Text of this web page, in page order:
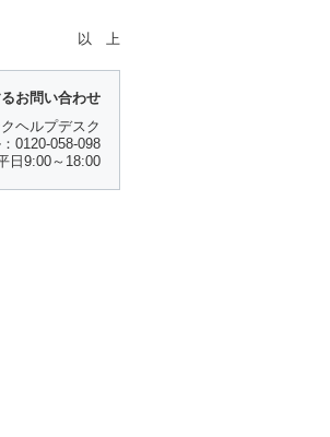
以 上
お問い合わせ
ヘルプデスク
0120-058-098
日9:00～18:00